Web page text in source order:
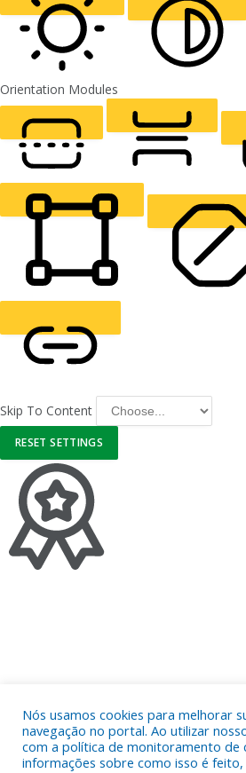
LIGHT CONTRAST HIGH CONTRAST
Orientation Modules
READING LINE READING MASK
HIGHLIGHT CONTENT
HIGHLIGHT LINKS
Skip To Content
RESET SETTINGS
Nós usamos cookies para melhorar
navegação no portal. Ao utilizar
com a política de monitoramento de
informações sobre como isso é feito,